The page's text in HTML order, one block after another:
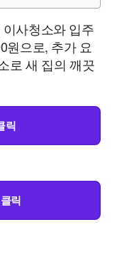
사청소와 입주
원으로, 추가 요
로 새 집의 깨끗
릭
릭